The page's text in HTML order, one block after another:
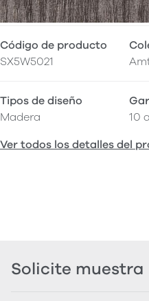
Código de producto
SX5W5021
Tipos de diseño
Madera
10
Ver todos los detalles del
Solicite muestra